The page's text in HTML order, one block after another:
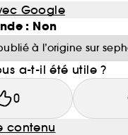
Google
: Non
à l’origine sur
a-t-il été utile ?
0
contenu